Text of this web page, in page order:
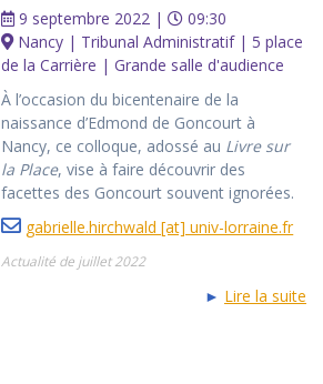
9 septembre 2022 |
09:30
Nancy | Tribunal Administratif | 5 place
de la Carrière | Grande salle d'audience
À l’occasion du bicentenaire de la
naissance d’Edmond de Goncourt à
Nancy, ce colloque, adossé au Livre sur
la Place, vise à faire découvrir des
facettes des Goncourt souvent ignorées.
gabrielle.hirchwald [at] univ-lorraine.fr
Actualité de juillet 2022
► Lire la suite